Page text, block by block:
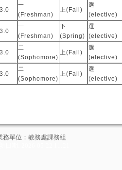
3.0
一
(Freshman)
上(Fall)
選
(elective)
3.0
一
(Freshman)
下
(Spring)
選
(elective)
3.0
二
(Sophomore)
上(Fall)
選
(elective)
3.0
二
(Sophomore)
上(Fall)
選
(elective)
務單位：教務處課務組